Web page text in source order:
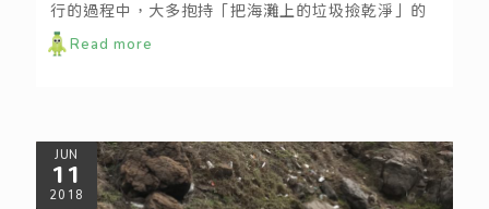
行的過程中，大多抱持「把海灘上的垃圾撿乾淨」的
想法，較少關注垃圾後續的去向⋯⋯
Read more
JUN
11
2018